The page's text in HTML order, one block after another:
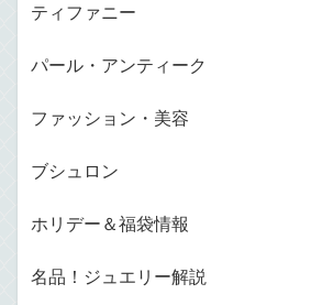
ティファニー
パール・アンティーク
ファッション・美容
ブシュロン
ホリデー＆福袋情報
名品！ジュエリー解説